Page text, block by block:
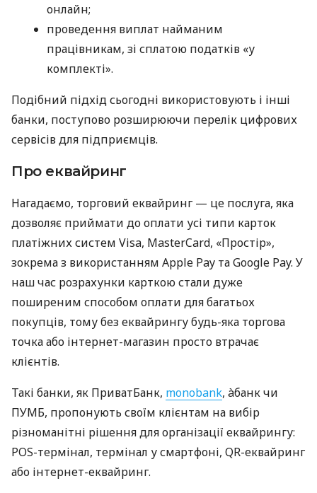
онлайн;
проведення виплат найманим
працівникам, зі сплатою податків «у
комплекті».
Подібний підхід сьогодні використовують і інші
банки, поступово розширюючи перелік цифрових
сервісів для підприємців.
Про еквайринг
Нагадаємо, торговий еквайринг — це послуга, яка
дозволяє приймати до оплати усі типи карток
платіжних систем Visa, MasterCard, «Простір»,
зокрема з використанням Apple Pay та Google Pay. У
наш час розрахунки карткою стали дуже
поширеним способом оплати для багатьох
покупців, тому без еквайрингу будь-яка торгова
точка або інтернет-магазин просто втрачає
клієнтів.
Такі банки, як ПриватБанк, monobank, àбанк чи
ПУМБ, пропонують своїм клієнтам на вибір
різноманітні рішення для організації еквайрингу:
POS-термінал, термінал у смартфоні, QR-еквайринг
або інтернет-еквайринг.